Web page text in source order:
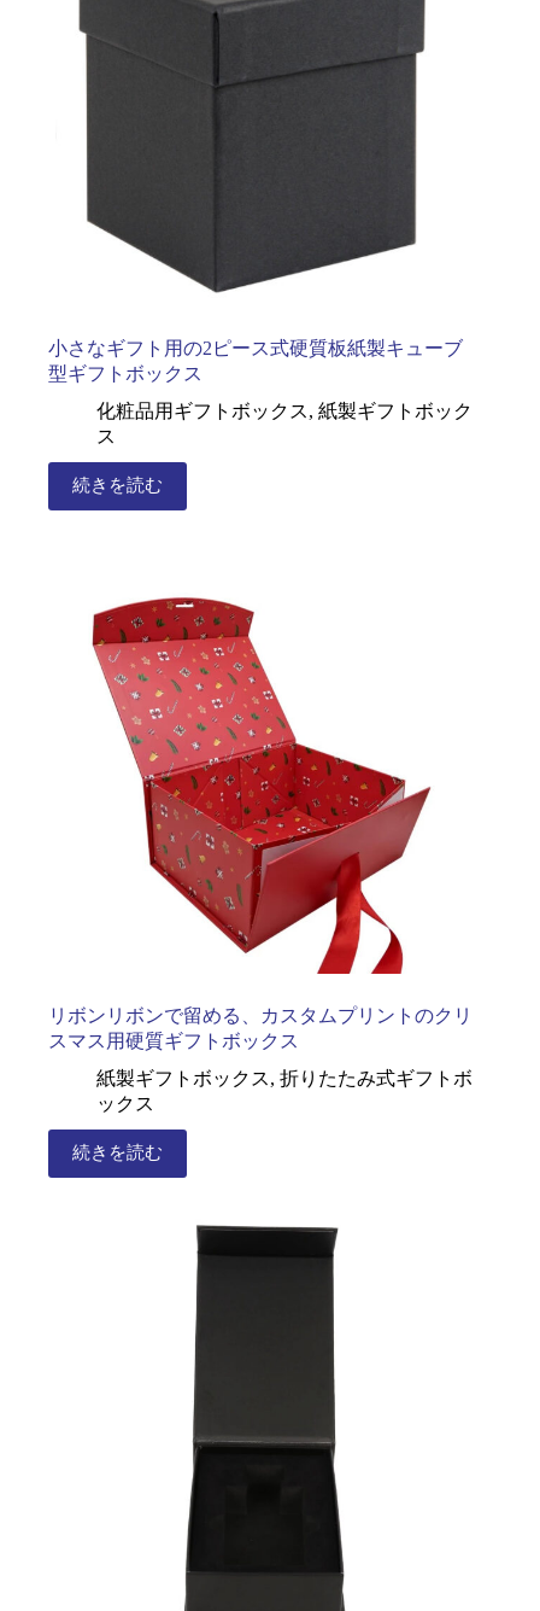
小さなギフト用の2ピース式硬質板紙製キューブ
型ギフトボックス
化粧品用ギフトボックス, 紙製ギフトボック
ス
続きを読む
リボンリボンで留める、カスタムプリントのクリ
スマス用硬質ギフトボックス
紙製ギフトボックス, 折りたたみ式ギフトボ
ックス
続きを読む